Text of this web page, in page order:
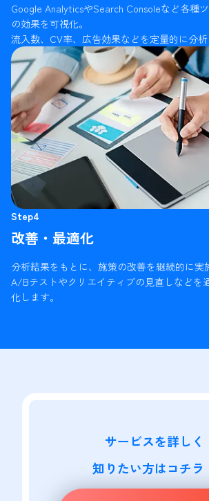
Google AnalyticsやSearch Consoleなど各種
の効果を可視化。
流入数、CV率、広告効果などを定量的に分析
Step4
改善・最適化
分析結果をもとに、施策の改善を継続的に実
A/Bテストやクリエイティブの見直しなどを
化します。
サービスを詳しく
知りたい方はコチラ